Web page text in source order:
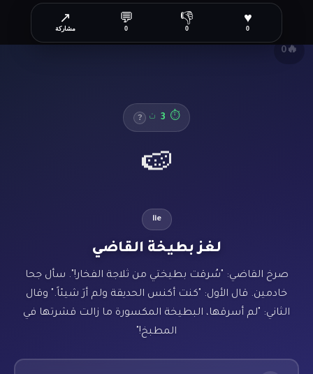
⏱
3 ث ?
🍉
lie
لغز بطيخة القاضي
صرخ القاضي: "سُرقت بطيختي من ثلاجة الفخار!". سأل جحا
خادمين. قال الأول: "كنت أكنس الحديقة ولم أرَ شيئاً." وقال
الثاني: "لم أسرقها، البطيخة المكسورة ما زالت قشرتها في
المطبخ!"
🔥
0
♥
0
👎
0
💬
0
↗
مشاركة